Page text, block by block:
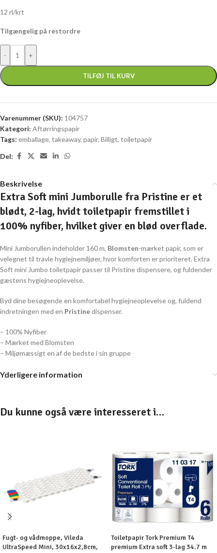
12 rl/krt
Tilgængelig på restordre
TILFØJ TIL KURV
Varenummer (SKU): 104757
Kategori: Aftørringspapir
Tags: emballage, takeaway, papir, Billigt, toiletpapir
Del:
Beskrivelse
Extra Soft mini Jumborulle fra Pristine er et
blødt, 2-lag, hvidt toiletpapir fremstillet i
100% nyfiber, hvilket giver en blød overflade.
Mini Jumborullen indeholder 160 m, Blomsten-mærket papir, som er
velegnet til travle hygiejnemiljøer, hvor komforten er prioriteret. Extra
Soft mini Jumbo toiletpapir passer til Pristine dispensere, og fuldender
gæstens hygiejneoplevelse.
Byd dine besøgende en komfortabel hygiejneoplevelse og, fuldend
indretningen med en Pristinedispenser.
– 100% Nyfiber
– Mærket med Blomsten
– Miljømæssigt en af de bedste i sin gruppe
Yderligere information
Du kunne også være interesseret i…
Fugt- og vådmoppe, Vileda
UltraSpeed Mini, 30x16x2,8cm,
Toiletpapir Tork Premium T4
premium Extra soft 3-lag 34.7 m